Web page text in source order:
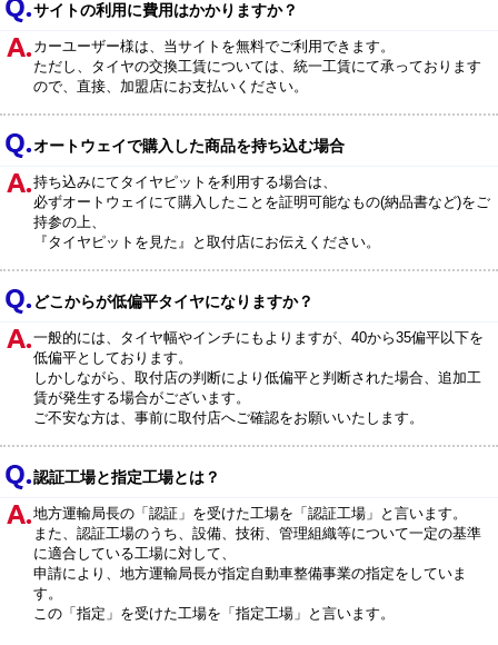
サイトの利用に費用はかかりますか？
カーユーザー様は、当サイトを無料でご利用できます。
ただし、タイヤの交換工賃については、統一工賃にて承っております
ので、直接、加盟店にお支払いください。
オートウェイで購入した商品を持ち込む場合
持ち込みにてタイヤピットを利用する場合は、
必ずオートウェイにて購入したことを証明可能なもの(納品書など)をご
持参の上、
『タイヤピットを見た』と取付店にお伝えください。
どこからが低偏平タイヤになりますか？
一般的には、タイヤ幅やインチにもよりますが、40から35偏平以下を
低偏平としております。
しかしながら、取付店の判断により低偏平と判断された場合、追加工
賃が発生する場合がございます。
ご不安な方は、事前に取付店へご確認をお願いいたします。
認証工場と指定工場とは？
地方運輸局長の「認証」を受けた工場を「認証工場」と言います。
また、認証工場のうち、設備、技術、管理組織等について一定の基準
に適合している工場に対して、
申請により、地方運輸局長が指定自動車整備事業の指定をしていま
す。
この「指定」を受けた工場を「指定工場」と言います。